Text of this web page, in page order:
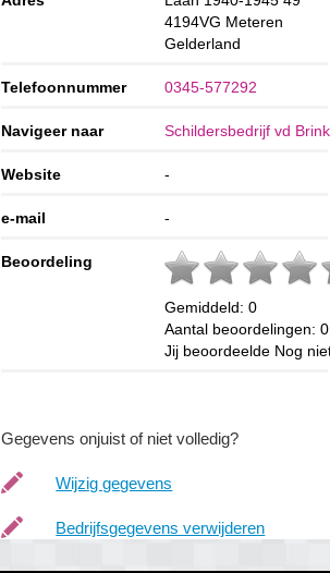
4194VG Meteren
Gelderland
Telefoonnummer 0345-577292
Navigeer naar Schildersbedrijf vd
Website -
e-mail -
Beoordeling
Gemiddeld:0
Aantal beoordelingen:0
Jij beoordeelde Nog
Gegevens onjuist of niet volledig?
Wijzig gegevens
Bedrijfsgegevens verwijderen